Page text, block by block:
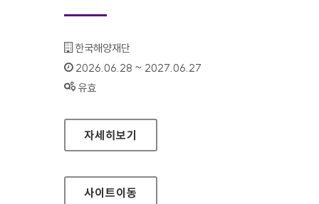
기관명 :
한국해양재단
인증기간 :
2026.06.28 ~ 2027.06.27
상태 :
유효
해양교육포털
자세히보기
사이트이동